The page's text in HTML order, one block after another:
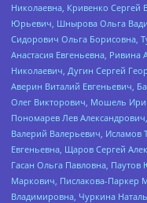
Николаевна, Кривенко Сергей
Юрьевич, Шнырова Ольга
Сидорович Ольга Борисовна,
Анастасия Евгеньевна,
Николаевич, Дугин Сергей
Аверин Виталий Евгеньевич,
Олег Викторович, Мошель
Пономарев Лев
Валерий Валерьевич,
Евгеньевна, Щаров Сергей
Гасан Ольга Павловна,
Маркович, Пислакова-Паркер
Владимировна, Чуркина